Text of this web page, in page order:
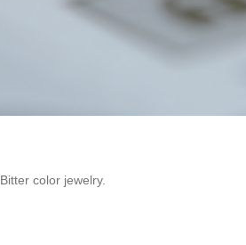
Bitter color jewelry.